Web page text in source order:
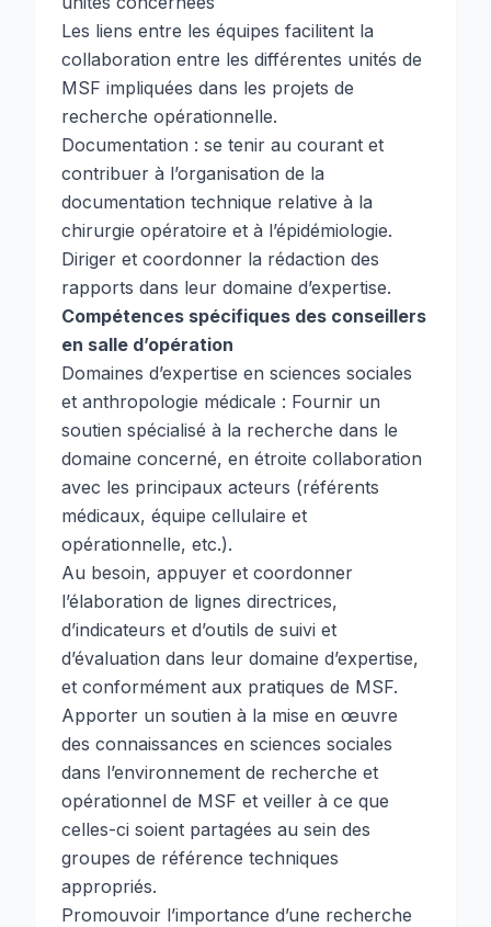
Les liens entre les équipes facilitent la
collaboration entre les différentes unités de
MSF impliquées dans les projets de
recherche opérationnelle.
Documentation : se tenir au courant et
contribuer à l’organisation de la
documentation technique relative à la
chirurgie opératoire et à l’épidémiologie.
Diriger et coordonner la rédaction des
rapports dans leur domaine d’expertise.
Compétences spécifiques des conseillers
en salle d’opération
Domaines d’expertise en sciences sociales
et anthropologie médicale : Fournir un
soutien spécialisé à la recherche dans le
domaine concerné, en étroite collaboration
avec les principaux acteurs (référents
médicaux, équipe cellulaire et
opérationnelle, etc.).
Au besoin, appuyer et coordonner
l’élaboration de lignes directrices,
d’indicateurs et d’outils de suivi et
d’évaluation dans leur domaine d’expertise,
et conformément aux pratiques de MSF.
Apporter un soutien à la mise en œuvre
des connaissances en sciences sociales
dans l’environnement de recherche et
opérationnel de MSF et veiller à ce que
celles-ci soient partagées au sein des
groupes de référence techniques
appropriés.
Promouvoir l’importance d’une recherche